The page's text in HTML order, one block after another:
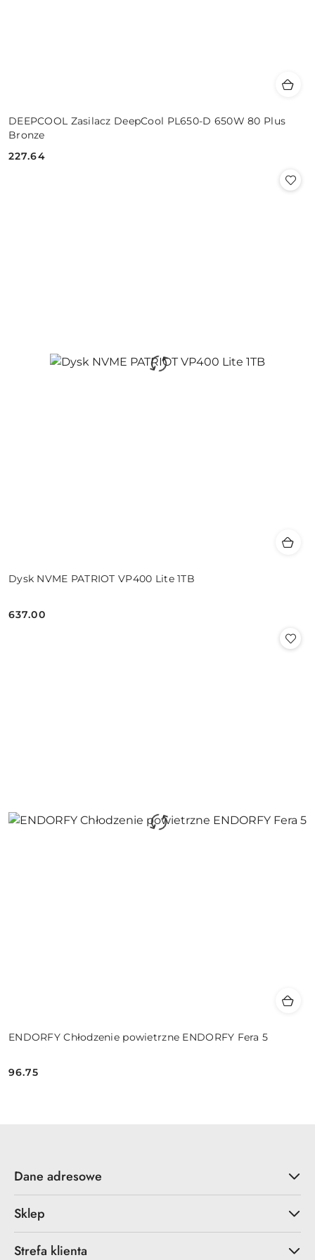
DEEPCOOL Zasilacz DeepCool PL650-D 650W 80 Plus
Bronze
Cena:
227.64
Dysk NVME PATRIOT VP400 Lite 1TB
Cena:
637.00
ENDORFY Chłodzenie powietrzne ENDORFY Fera 5
Cena:
96.75
Dane adresowe
Sklep
Strefa klienta